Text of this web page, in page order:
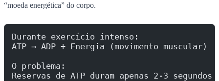
“moeda energética” do corpo.
Durante exercício intenso:
ATP → ADP + Energia (movimento muscular)
O problema:
Reservas de ATP duram apenas 2-3 segundos